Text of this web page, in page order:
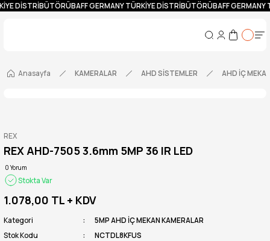
DİSTRİBÜTÖRÜBAFF GERMANY TÜRKİYE DİSTRİBÜTÖRÜBAFF GERMANY
Anasayfa KAMERALAR AHD SİSTEMLER AHD İÇ
REX
REX AHD-7505 3.6mm 5MP 36 IR LED
0 Yorum
Stokta Var
1.078,00 TL + KDV
Kategori
5MP AHD İÇ MEKAN KAMERALAR
Stok Kodu
NCTDL8KFUS